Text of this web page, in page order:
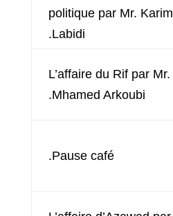
politique par Mr. Karim
Labidi.
L’affaire du Rif par Mr.
Mhamed Arkoubi.
Pause café.